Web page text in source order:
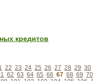
кредитов
22 23 24 25 26 27 28 29 30
62 63 64 65 66 67 68 69 70